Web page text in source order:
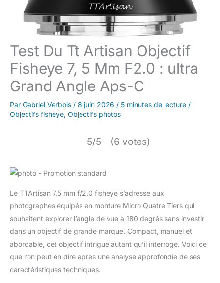
Test Du Tt Artisan Objectif
Fisheye 7, 5 Mm F2.0 : ultra
Grand Angle Aps-C
Par Gabriel Verbois / 8 juin 2026 / 5 minutes de lecture /
Objectifs fisheye, Objectifs photos
5/5 - (6 votes)
Le TTArtisan 7,5 mm f/2.0 fisheye s’adresse aux
photographes équipés en monture Micro Quatre Tiers qui
souhaitent explorer l’angle de vue à 180 degrés sans investir
dans un objectif de grande marque. Compact, manuel et
abordable, cet objectif intrigue autant qu’il interroge. Voici ce
que l’on peut en dire après une analyse approfondie de ses
caractéristiques techniques.